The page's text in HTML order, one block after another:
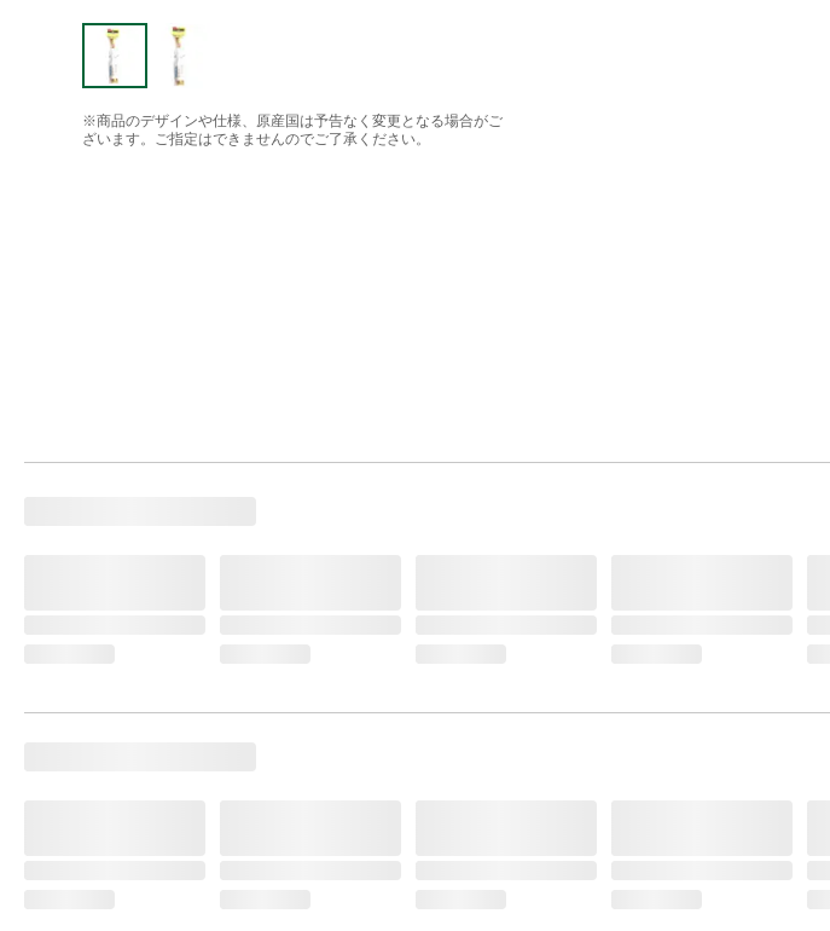
※商品のデザインや仕様、原産国は予告なく変更となる場合がご
ざいます。ご指定はできませんのでご了承ください。